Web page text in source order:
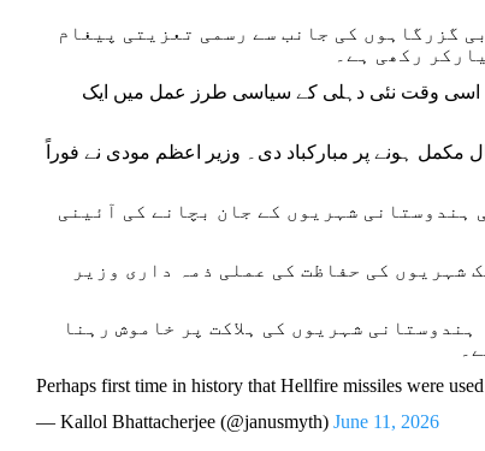
گزرگاہوں کی جانب سے رسمی تعزیتی پیغام
رکھی ہے۔
اسی وقت نئی دہلی کے سیاسی طرز عمل میں ایک
صدر ڈونالڈ ٹرمپ نے سوشل میڈیا پر وزیر اعظم نریندر مودی کو اقتدار میں 12 سال مکمل ہونے پر مبارکباد دی۔ وزیر اعظم مودی نے فوراً
ہندوستانی شہریوں کے جان بچانے کی آئینی
ملک شہریوں کی حفاظت کی عملی ذمہ داری وزیر
شہریوں کی ہلاکت پر خاموش رہنا
Perhaps first time in history that Hellfire missiles were
— Kallol Bhattacherjee (@janusmyth)June 11, 2026